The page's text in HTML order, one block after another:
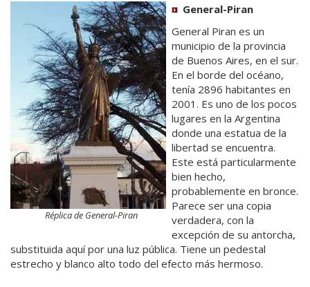
Réplica de General-Piran
General-Piran
General Piran es un
municipio de la provincia
de Buenos Aires, en el sur.
En el borde del océano,
tenía 2896 habitantes en
2001. Es uno de los pocos
lugares en la Argentina
donde una estatua de la
libertad se encuentra.
Este está particularmente
bien hecho,
probablemente en bronce.
Parece ser una copia
verdadera, con la
excepción de su antorcha,
substituida aquí por una luz pública. Tiene un pedestal
estrecho y blanco alto todo del efecto más hermoso.